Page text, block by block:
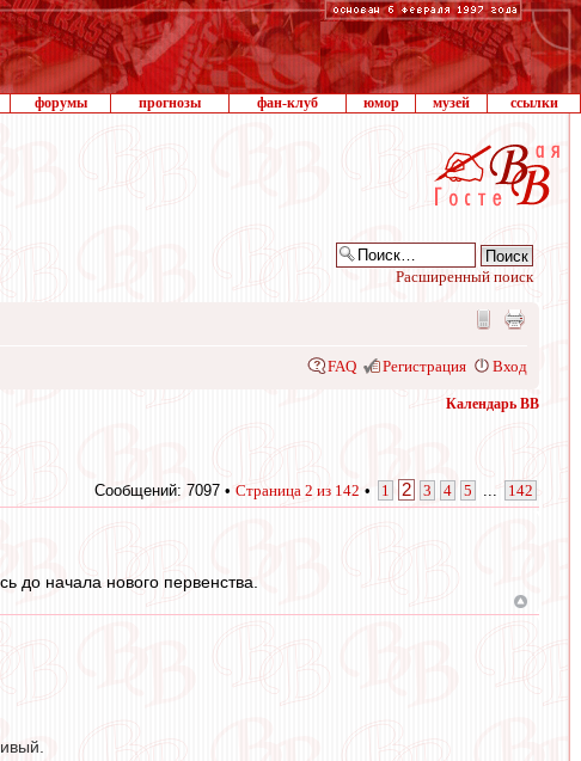
форумы прогнозы фан-клуб юмор музей ссылки
Расширенный поиск
FAQ Регистрация Вход
Календарь ВВ
Сообщений: 7097 • Страница 2 из 142 • 1 2 3 4 5 142
до начала нового первенства.